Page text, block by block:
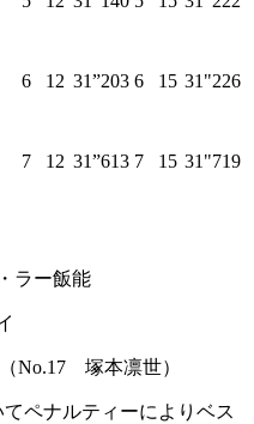
6 12 31”203 6 15 31"226
7 12 31”613 7 15 31"719
ラー飯能
No.17 塚本凛世）
ペナルティーによりベス